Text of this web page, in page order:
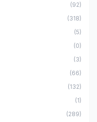
(92)
(318)
(5)
(0)
(3)
(66)
(132)
(1)
(289)